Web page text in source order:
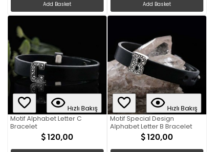
Add Basket Add Basket
Hızlı Bakış
Motif Alphabet Letter C
Bracelet
120,00
Hızlı Bakış
Motif Special Design
Alphabet Letter B Bracelet
120,00